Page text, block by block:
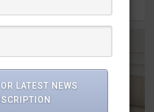
LATEST NEWS